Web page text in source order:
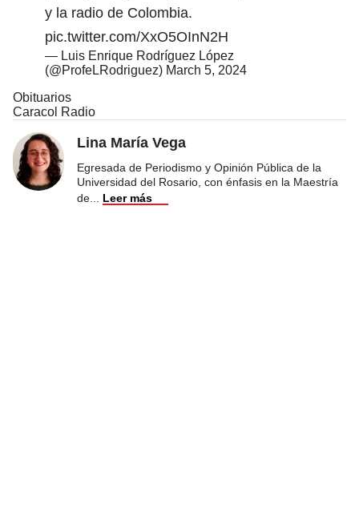
y la radio de Colombia.
pic.twitter.com/XxO5OInN2H
— Luis Enrique Rodríguez López
(@ProfeLRodriguez) March 5, 2024
Obituarios
Caracol Radio
Lina María Vega
Egresada de Periodismo y Opinión Pública de la
Universidad del Rosario, con énfasis en la Maestría
de
Leer más